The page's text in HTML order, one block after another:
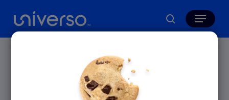
main
content
search
Menu
Archives